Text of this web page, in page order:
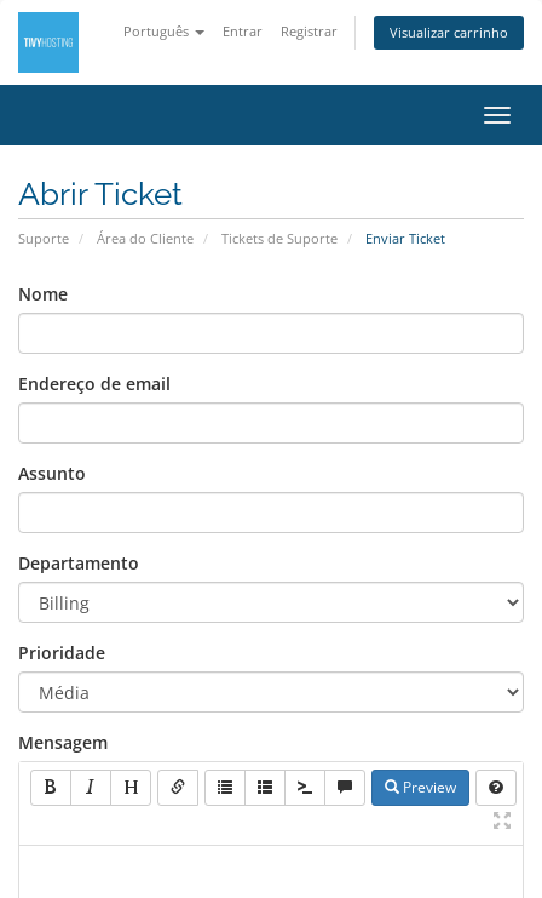
Português Entrar Registrar Visualizar carrinho
Abrir Ticket
Suporte Área do Cliente Tickets de Suporte Enviar Ticket
Nome
Endereço de email
Assunto
Departamento
Prioridade
Mensagem
Preview